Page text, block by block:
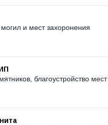
могил и мест захоронения
благоустройство